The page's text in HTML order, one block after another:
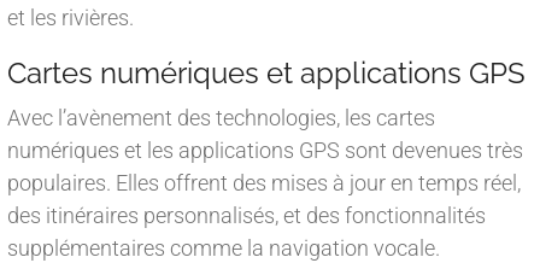
et les rivières.
Cartes numériques et applications GPS
Avec l’avènement des technologies, les cartes
numériques et les applications GPS sont devenues très
populaires. Elles offrent des mises à jour en temps réel,
des itinéraires personnalisés, et des fonctionnalités
supplémentaires comme la navigation vocale.